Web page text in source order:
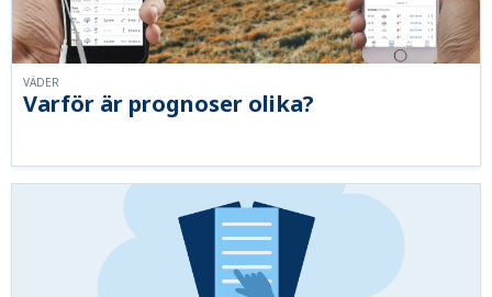
Varför är prognoser olika?
VÄDER